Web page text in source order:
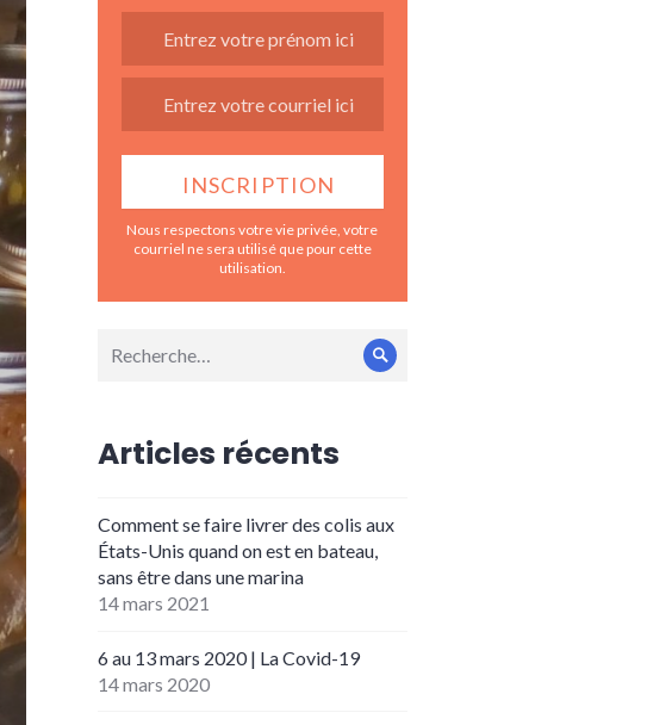
Nous respectons votre vie privée, votre
courriel ne sera utilisé que pour cette
utilisation.
pour :
Rechercher
Articles récents
Comment se faire livrer des colis aux
États-Unis quand on est en bateau,
sans être dans une marina
14 mars 2021
6 au 13 mars 2020 | La Covid-19
14 mars 2020